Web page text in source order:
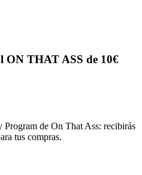
ON THAT ASS de 10€
de On That Ass: recibirás
tus compras.